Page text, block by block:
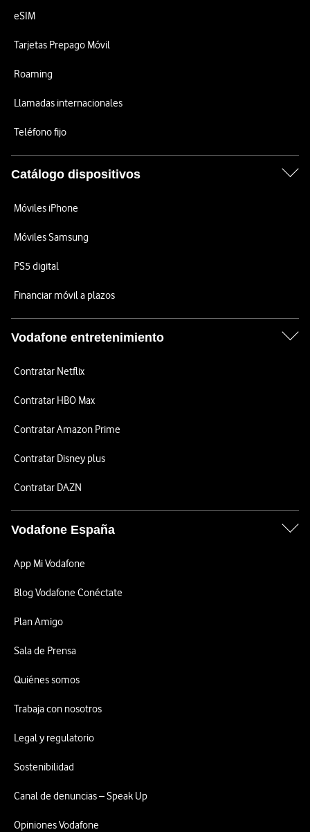
eSIM
Tarjetas Prepago Móvil
Roaming
Llamadas internacionales
Teléfono fijo
Catálogo dispositivos
Móviles iPhone
Móviles Samsung
PS5 digital
Financiar móvil a plazos
Vodafone entretenimiento
Contratar Netflix
Contratar HBO Max
Contratar Amazon Prime
Contratar Disney plus
Contratar DAZN
Vodafone España
App Mi Vodafone
Blog Vodafone Conéctate
Plan Amigo
Sala de Prensa
Quiénes somos
Trabaja con nosotros
Legal y regulatorio
Sostenibilidad
Canal de denuncias – Speak Up
Opiniones Vodafone